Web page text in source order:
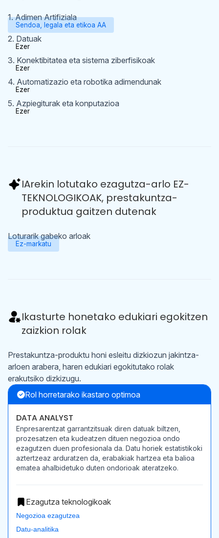
1. Adimen Artifiziala
Sendoa, legala eta etikoa AA
2. Datuak
Ezer
3. Konektibitatea eta sistema ziberfisikoak
Ezer
4. Automatizazio eta robotika adimendunak
Ezer
5. Azpiegiturak eta konputazioa
Ezer
IArekin lotutako ezagutza-arlo EZ-
TEKNOLOGIKOAK, prestakuntza-
produktua gaitzen dutenak
Loturarik gabeko arloak
Ez-markatu
Ikasturte honetako edukiari egokitzen
zaizkion rolak
Prestakuntza-produktu honi esleitu dizkiozun jakintza-
arloen arabera, haren edukiari egokitutako rolak
erakutsiko dizkizugu.
Rol horretarako ikastaro optimoa
DATA ANALYST
Enpresarentzat garrantzitsuak diren datuak biltzen,
prozesatzen eta kudeatzen dituen negozioa ondo
ezagutzen duen profesionala da. Datu horiek estatistikoki
aztertzeaz arduratzen da, erabakiak hartzea eta balioa
ematea ahalbidetuko duten ondorioak ateratzeko.
Ezagutza teknologikoak
Negozioa ezagutzea
Datu-analitika